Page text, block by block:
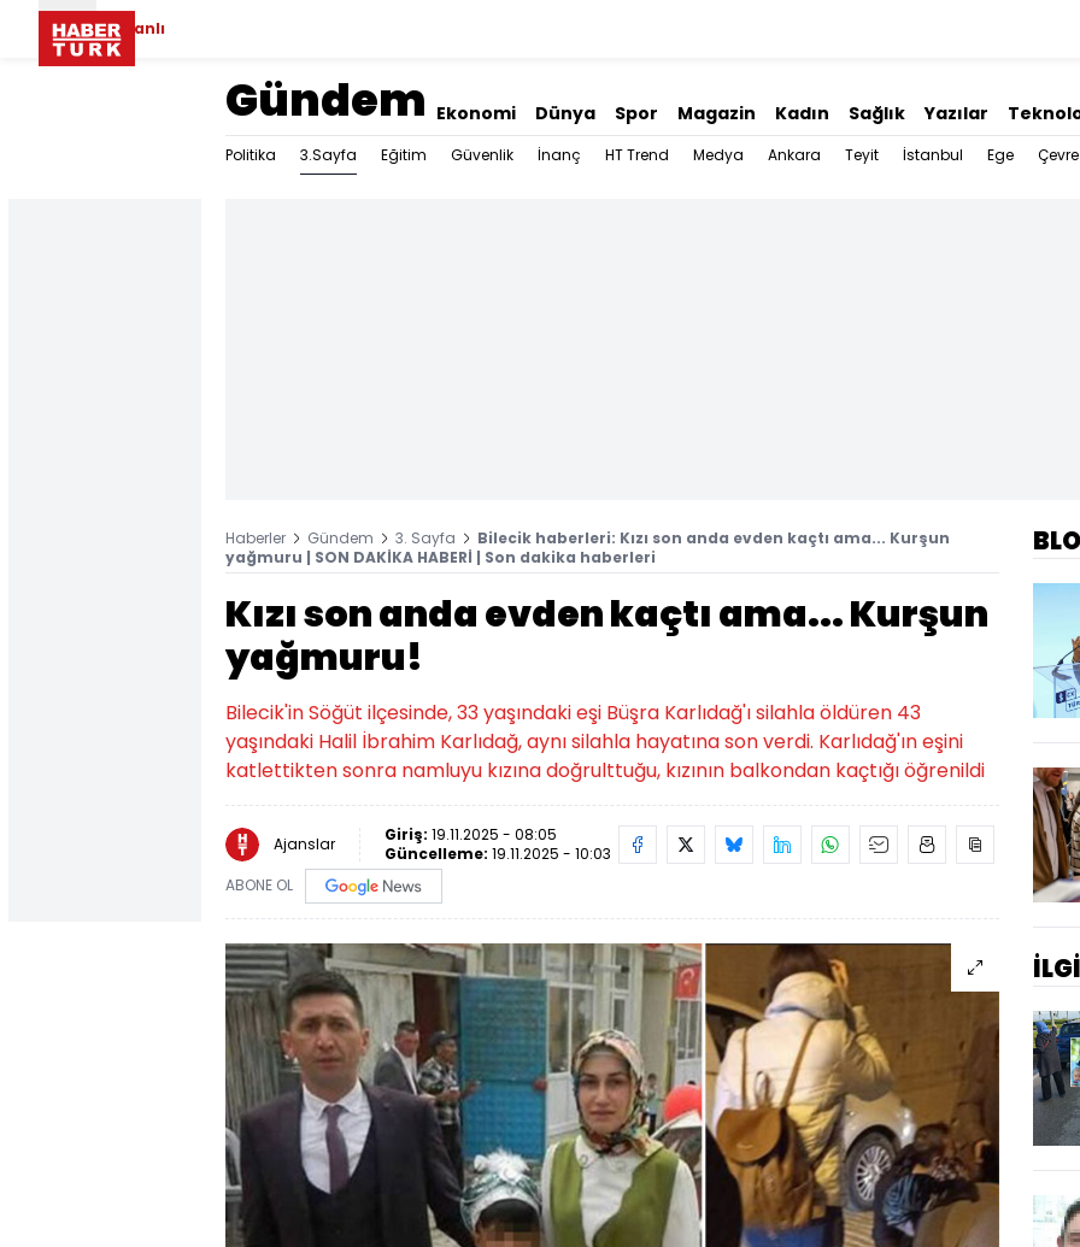
Canlı
Gündem Ekonomi Dünya Spor Magazin Kadın Sağlık Yazılar
Politika 3.Sayfa Eğitim Güvenlik İnanç HT Trend Medya Ankara Teyit İstanbul Ege Çevre
Haberler Gündem 3. Sayfa
Bilecik haberleri: Kızı son anda evden kaçtı ama... Kurşun
yağmuru | SON DAKİKA HABERİ | Son dakika haberleri
Kızı son anda evden kaçtı ama... Kurşun
yağmuru!
Bilecik'in Söğüt ilçesinde, 33 yaşındaki eşi Büşra Karlıdağ'ı silahla öldüren 43
yaşındaki Halil İbrahim Karlıdağ, aynı silahla hayatına son verdi. Karlıdağ'ın eşini
katlettikten sonra namluyu kızına doğrulttuğu, kızının balkondan kaçtığı öğrenildi
Ajanslar Giriş: 19.11.2025 - 08:05
Güncelleme: 19.11.2025 - 10:03
ABONE OL